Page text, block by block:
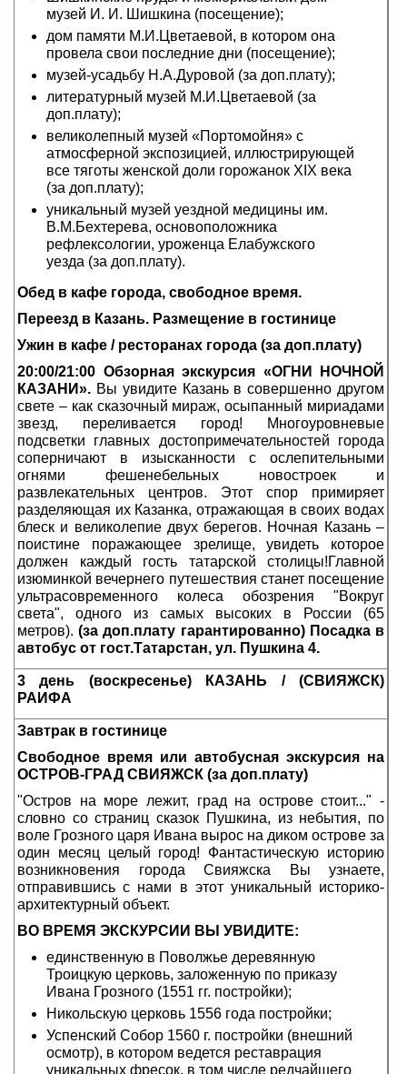
музей И. И. Шишкина (посещение);
дом памяти М.И.Цветаевой, в котором она
провела свои последние дни (посещение);
музей-усадьбу Н.А.Дуровой (за доп.плату);
литературный музей М.И.Цветаевой (за
доп.плату);
великолепный музей «Портомойня» с
атмосферной экспозицией, иллюстрирующей
все тяготы женской доли горожанок XIX века
(за доп.плату);
уникальный музей уездной медицины им.
В.М.Бехтерева, основоположника
рефлексологии, уроженца Елабужского
уезда (за доп.плату).
Обед в кафе города, свободное время.
Переезд в Казань. Размещение в гостинице
Ужин в кафе / ресторанах города (за доп.плату)
20:00/21:00 Обзорная экскурсия «ОГНИ НОЧНОЙ
КАЗАНИ». Вы увидите Казань в совершенно другом
свете – как сказочный мираж, осыпанный мириадами
звезд, переливается город! Многоуровневые
подсветки главных достопримечательностей города
соперничают в изысканности с ослепительными
огнями фешенебельных новостроек и
развлекательных центров. Этот спор примиряет
разделяющая их Казанка, отражающая в своих водах
блеск и великолепие двух берегов. Ночная Казань –
поистине поражающее зрелище, увидеть которое
должен каждый гость татарской столицы!Главной
изюминкой вечернего путешествия станет посещение
ультрасовременного колеса обозрения "Вокруг
света", одного из самых высоких в России (65
метров).(за доп.плату гарантированно) Посадка в
автобус от гост.Татарстан, ул. Пушкина 4.
3 день (воскресенье) КАЗАНЬ / (СВИЯЖСК)
РАИФА
Завтрак в гостинице
Свободное время или автобусная экскурсия на
ОСТРОВ-ГРАД СВИЯЖСК (за доп.плату)
"Остров на море лежит, град на острове стоит..." -
словно со страниц сказок Пушкина, из небытия, по
воле Грозного царя Ивана вырос на диком острове за
один месяц целый город! Фантастическую историю
возникновения города Свияжска Вы узнаете,
отправившись с нами в этот уникальный историко-
архитектурный объект.
ВО ВРЕМЯ ЭКСКУРСИИ ВЫ УВИДИТЕ:
единственную в Поволжье деревянную
Троицкую церковь, заложенную по приказу
Ивана Грозного (1551 гг. постройки);
Никольскую церковь 1556 года постройки;
Успенский Собор 1560 г. постройки (внешний
осмотр), в котором ведется реставрация
уникальных фресок, в том числе редчайшего